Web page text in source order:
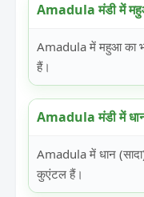
Amadula मंडी में
Amadula में महुआ का
हैं।
Amadula मंडी में धान
Amadula में धान
कुएंटल हैं।